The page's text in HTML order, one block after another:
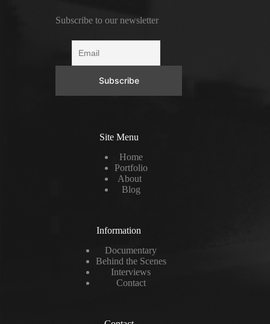
Subscribe to our newsletter
Site Menu
Home
Portfolio
About
Blog
Information
Documentary
Behind the Scenes
Interviews
Contact